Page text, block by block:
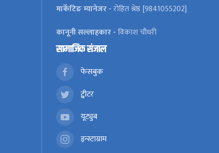
मार्केटिङ म्यानेजर -रोहित श्रेष्ठ [9841055202]
कानूनी सल्लाहकार -विकाश चौधरी
सामाजिक संजाल
फेसबुक
ट्वीटर
यूट्युब
इन्स्टाग्राम